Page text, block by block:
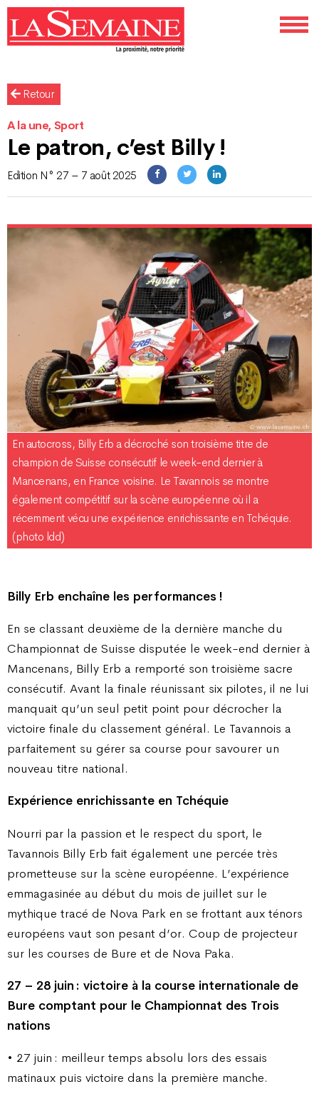
Retour
A la une, Sport
Le patron, c’est Billy !
Edition N° 27 – 7 août 2025
En autocross, Billy Erb a décroché son troisième titre de
champion de Suisse consécutif le week-end dernier à
Mancenans, en France voisine. Le Tavannois se montre
également compétitif sur la scène européenne où il a
récemment vécu une expérience enrichissante en Tchéquie.
(photo ldd)
Billy Erb enchaîne les performances !
En se classant deuxième de la dernière manche du
Championnat de Suisse disputée le week-end dernier à
Mancenans, Billy Erb a remporté son troisième sacre
consécutif. Avant la finale réunissant six pilotes, il ne lui
manquait qu’un seul petit point pour décrocher la
victoire finale du classement général. Le Tavannois a
parfaitement su gérer sa course pour savourer un
nouveau titre national.
Expérience enrichissante en Tchéquie
Nourri par la passion et le respect du sport, le
Tavannois Billy Erb fait également une percée très
prometteuse sur la scène européenne. L’expérience
emmagasinée au début du mois de juillet sur le
mythique tracé de Nova Park en se frottant aux ténors
européens vaut son pesant d’or. Coup de projecteur
sur les courses de Bure et de Nova Paka.
27 – 28 juin : victoire à la course internationale de
Bure comptant pour le Championnat des Trois
nations
• 27 juin : meilleur temps absolu lors des essais
matinaux puis victoire dans la première manche.